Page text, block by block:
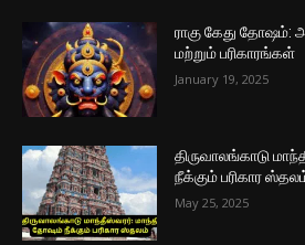
ராகு கேது தோஷம்:
மற்றும் பரிகாரங்கள்
January 19, 2025
திருவாலங்காடு
நீக்கும் பரிகார
May 25, 2025